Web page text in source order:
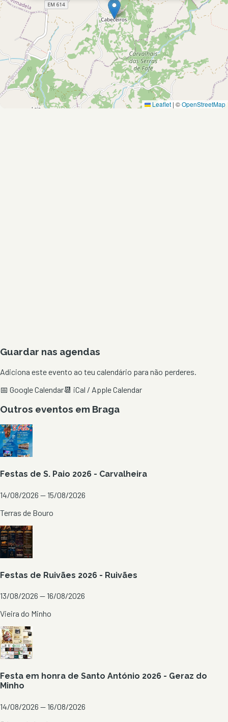
Leaflet | ©OpenStreetMap
Guardar nas agendas
Adiciona este evento ao teu calendário para não perderes.
📅 Google Calendar📆 iCal / Apple Calendar
Outros eventos em Braga
Festas de S. Paio 2026 - Carvalheira
14/08/2026 — 15/08/2026
Terras de Bouro
Festas de Ruivães 2026 - Ruivães
13/08/2026 — 16/08/2026
Vieira do Minho
Festa em honra de Santo António 2026 - Geraz do
Minho
14/08/2026 — 16/08/2026